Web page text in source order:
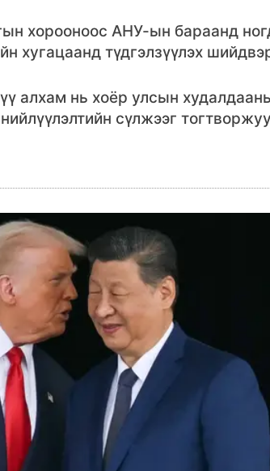
хорооноос АНУ-ын бараанд
хугацаанд түдгэлзүүлэх
алхам нь хоёр улсын
сүлжээг